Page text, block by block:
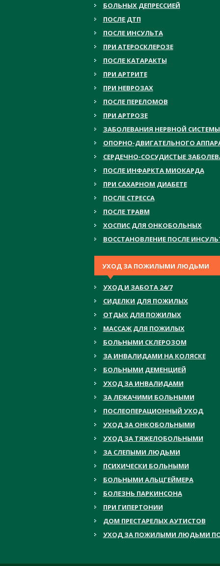
БОЛЬНЫХ ДЕПРЕССИЕЙ
ПОСЛЕ ДТП
ПОСЛЕ ИНСУЛЬТА
ПРИ АТЕРОСКЛЕРОЗЕ
ПОСЛЕ КАТАРАКТЫ
ПРИ АРТРИТЕ
ПРИ НЕВРОЗАХ
ПОСЛЕ ПЕРЕЛОМОВ
ПРИ АРТРОЗЕ
ЗАБОЛЕВАНИЯ НЕРВНОЙ СИСТЕМЫ
ОПОРНО-ДВИГАТЕЛЬНОГО
СЕРДЕЧНО-СОСУДИСТЫЕ
ПОСЛЕ ИНФАРКТА МИОКАРДА
ПРИ САХАРНОМ ДИАБЕТЕ
ПОСЛЕ СТРЕССА
ПОСЛЕ ТРАВМ
ХОСПИС ДЛЯ ОНКОБОЛЬНЫХ
ВОССТАНОВЛЕНИЕ ПОСЛЕ
УХОД ЗА ПОЖИЛЫМИ ЛЮДЬМИ
УХОД И ЗАБОТА 24/7
СИДЕЛКИ ДЛЯ ПОЖИЛЫХ
ОТДЫХ ДЛЯ ПОЖИЛЫХ
МАССАЖ ДЛЯ ПОЖИЛЫХ
БОЛЬНЫМИ СКЛЕРОЗОМ
ЗА ИНВАЛИДАМИ НА КОЛЯСКЕ
БОЛЬНЫМИ ДЕМЕНЦИЕЙ
УХОД ЗА ИНВАЛИДАМИ
ЗА ЛЕЖАЧИМИ БОЛЬНЫМИ
ПОСЛЕОПЕРАЦИОННЫЙ УХОД
УХОД ЗА ОНКОБОЛЬНЫМИ
УХОД ЗА ТЯЖЕЛОБОЛЬНЫМИ
ЗА СЛЕПЫМИ ЛЮДЬМИ
ПСИХИЧЕСКИ БОЛЬНЫМИ
БОЛЬНЫМИ АЛЬЦГЕЙМЕРА
БОЛЕЗНЬ ПАРКИНСОНА
ПРИ ГИПЕРТОНИИ
ДОМ ПРЕСТАРЕЛЫХ АУТИСТОВ
УХОД ЗА ПОЖИЛЫМИ ЛЮДЬМИ